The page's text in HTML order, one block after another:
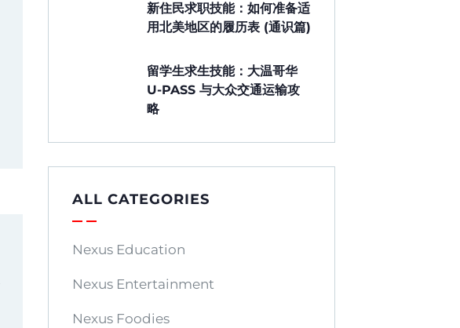
新住民求职技能：如何准备适
用北美地区的履历表 (通识篇)
留学生求生技能：大温哥华
U-PASS 与大众交通运输攻
略
ALL CATEGORIES
Nexus Education
Nexus Entertainment
Nexus Foodies